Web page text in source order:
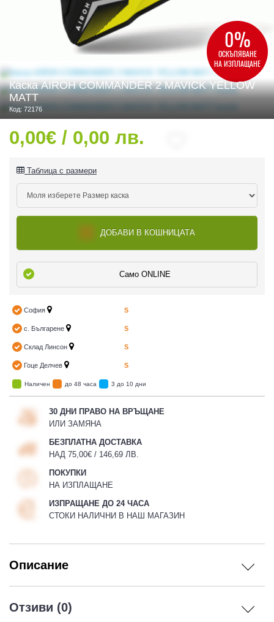
ЕКИПИРОВКА
0%
ОСКЪПЯВАНЕ
НА ИЗПЛАЩАНЕ
Каска AIROH COMMANDER 2 MAVICK YELLOW
MATT
Код: 72176
0,00€ / 0,00 лв.
Таблица с размери
ДОБАВИ В КОШНИЦАТА
Само ONLINE
София S
с. Българене S
Склад Линсон S
Гоце Делчев S
Наличен до 48 часа 3 до 10 дни
30 ДНИ ПРАВО НА ВРЪЩАНЕ
ИЛИ ЗАМЯНА
БЕЗПЛАТНА ДОСТАВКА
НАД 75,00€ / 146,69 ЛВ.
ПОКУПКИ
НА ИЗПЛАЩАНЕ
ИЗПРАЩАНЕ ДО 24 ЧАСА
СТОКИ НАЛИЧНИ В НАШ МАГАЗИН
Описание
Отзиви (0)